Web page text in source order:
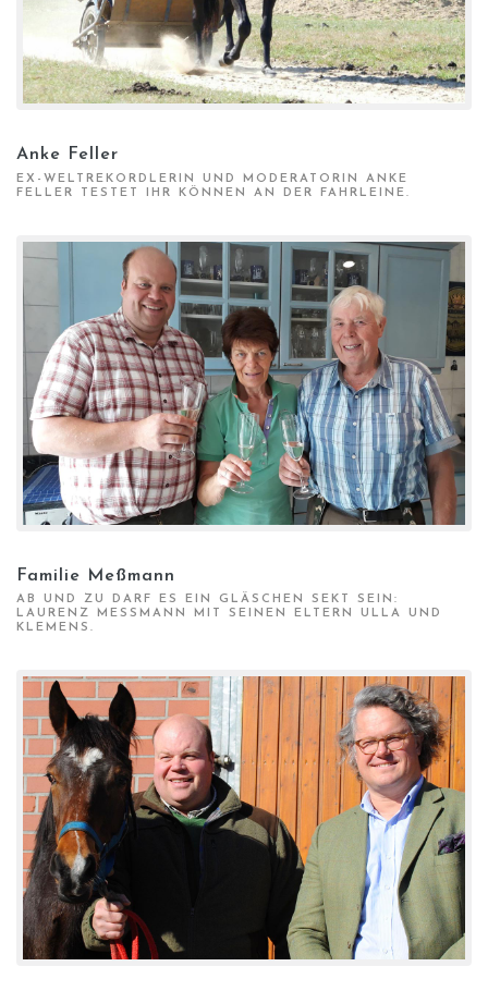
Anke Feller
EX-WELTREKORDLERIN UND MODERATORIN ANKE
FELLER TESTET IHR KÖNNEN AN DER FAHRLEINE.
Familie Meßmann
AB UND ZU DARF ES EIN GLÄSCHEN SEKT SEIN:
LAURENZ MESSMANN MIT SEINEN ELTERN ULLA UND K
LEMENS.